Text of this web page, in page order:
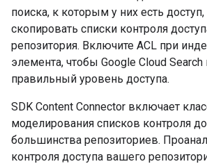
поиска, к которым у них есть
скопировать списки контроля
репозитория. Включите ACL при
элемента, чтобы Google Cloud
правильный уровень доступа.
SDK Content Connector включает
моделирования списков контроля
большинства репозиториев.
контроля доступа вашего